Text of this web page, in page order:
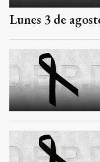
Lunes 3 de